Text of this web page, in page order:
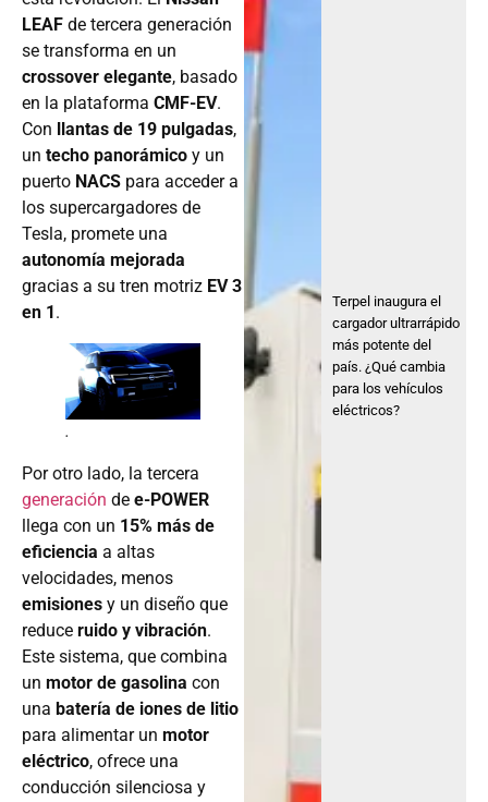
LEAF de tercera generación
se transforma en un
crossover elegante, basado
en la plataforma CMF-EV.
Con
llantas de 19 pulgadas,
un techo panorámico y un
puerto NACS para acceder a
los supercargadores de
Tesla, promete una
autonomía mejorada
gracias a su tren motriz EV 3
en 1 .
.
Por otro lado, la tercera
generación de e-POWER
llega con un 15% más de
eficiencia a altas
velocidades, menos
emisiones y un diseño que
reduce ruido y vibración.
Este sistema, que combina
un motor de gasolina con
una batería de iones de litio
para alimentar un motor
eléctrico, ofrece una
conducción silenciosa y
Terpel inaugura el
cargador ultrarrápido
más potente del
país. ¿Qué cambia
para los vehículos
eléctricos?